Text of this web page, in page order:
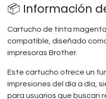
📦 Información
Cartucho de tinta magenta
compatible, diseñado
impresoras Brother.
Este cartucho ofrece un
impresiones del día a día,
para usuarios que buscan